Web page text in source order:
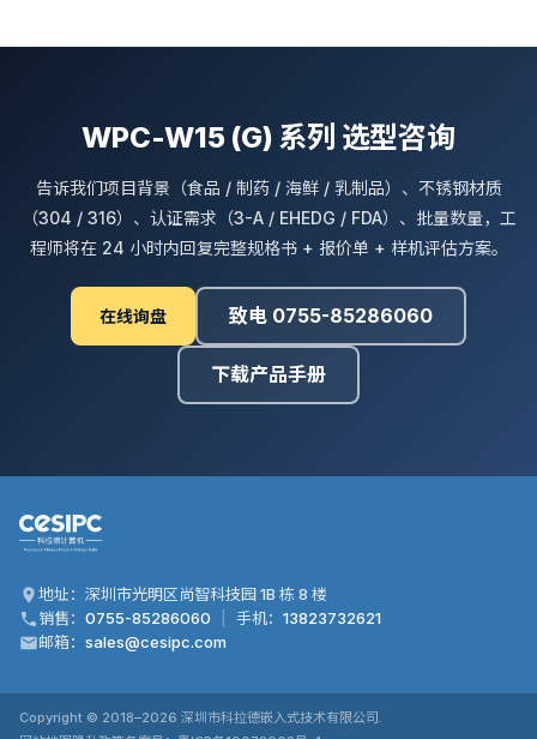
WPC-W15 (G) 系列 选型咨询
告诉我们项目背景（食品 / 制药 / 海鲜 / 乳制品）、不锈钢材质
（304 / 316）、认证需求（3-A / EHEDG / FDA）、批量数量，工
程师将在 24 小时内回复完整规格书 + 报价单 + 样机评估方案。
在线询盘 致电 0755-85286060
下载产品手册
地址：深圳市光明区尚智科技园 1B 栋 8 楼
销售： 0755-85286060 手机： 13823732621
邮箱： sales@cesipc.com
Copyright © 2018–2026 深圳市科拉德嵌入式技术有限公司.